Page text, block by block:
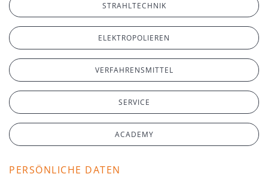
STRAHLTECHNIK
ELEKTROPOLIEREN
VERFAHRENSMITTEL
SERVICE
ACADEMY
PERSÖNLICHE DATEN